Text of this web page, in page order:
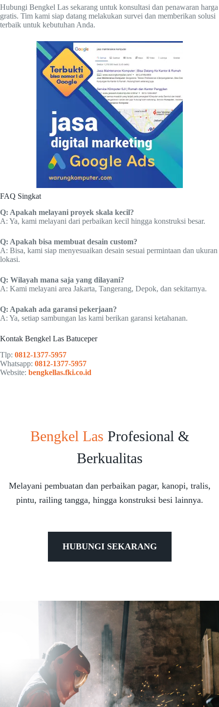
Hubungi Bengkel Las sekarang untuk konsultasi dan penawaran harga
gratis. Tim kami siap datang melakukan survei dan memberikan solusi
terbaik untuk kebutuhan Anda.
FAQ Singkat
Q: Apakah melayani proyek skala kecil?
A: Ya, kami melayani dari perbaikan kecil hingga konstruksi besar.
Q: Apakah bisa membuat desain custom?
A: Bisa, kami siap menyesuaikan desain sesuai permintaan dan ukuran
lokasi.
Q: Wilayah mana saja yang dilayani?
A: Kami melayani area Jakarta, Tangerang, Depok, dan sekitarnya.
Q: Apakah ada garansi pekerjaan?
A: Ya, setiap sambungan las kami berikan garansi ketahanan.
Kontak Bengkel Las Batuceper
Tlp: 0812-1377-5957
Whatsapp: 0812-1377-5957
Website: bengkellas.fki.co.id
Bengkel Las Profesional &
Berkualitas
Melayani pembuatan dan perbaikan pagar, kanopi, tralis,
pintu, railing tangga, hingga konstruksi besi lainnya.
HUBUNGI SEKARANG